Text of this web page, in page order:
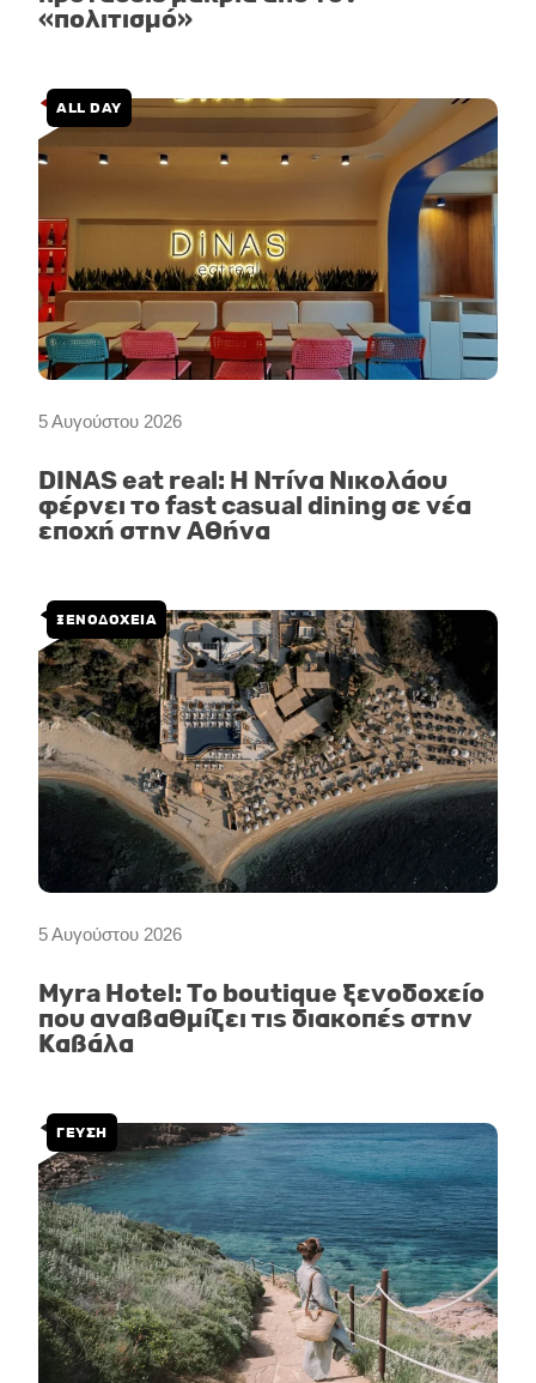
«πολιτισμό»
5 Αυγούστου 2026
ALL DAY
DINAS eat real: Η Ντίνα Νικολάου
φέρνει το fast casual dining σε νέα
εποχή στην Αθήνα
5 Αυγούστου 2026
ΞΕΝΟΔΟΧΕΙΑ
Myra Hotel: Το boutique ξενοδοχείο
που αναβαθμίζει τις διακοπές στην
Καβάλα
ΓΕΥΣΗ